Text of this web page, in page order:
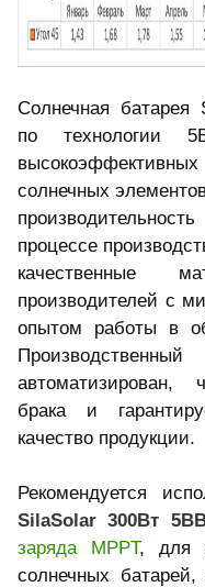
Солнечная батарея
по технологии
солнечных
процессе
качественные
производителей с
опытом работы в
автоматизирован,
брака и
качество продукции.
Рекомендуется
SilaSolar 300Вт
заряда MPPT, для
солнечных